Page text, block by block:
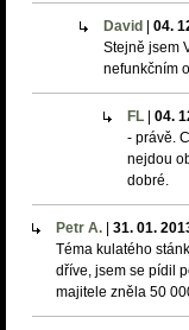
David 04.
Stejně jsem
nefunkčním
FL 04.
- právě.
nejdou
dobré.
Petr A. 31. 01.
Téma kulatého
dříve, jsem se pídil
majitele zněla 50